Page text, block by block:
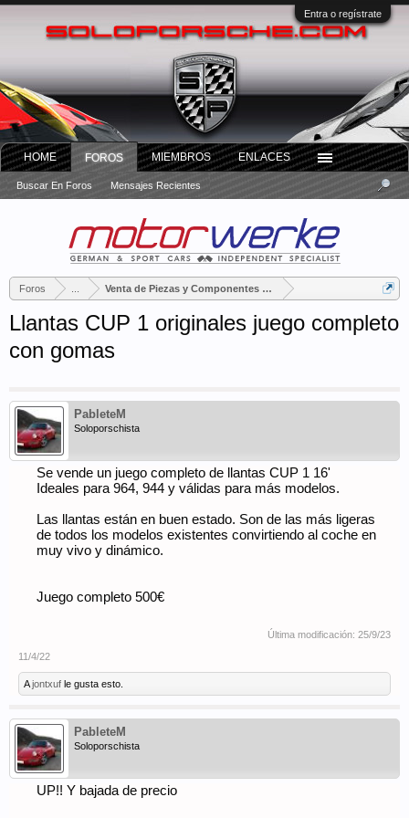
Entra o regístrate
Foros Venta de Piezas y Componentes Porsche
Llantas CUP 1 originales juego completo
con gomas
PableteM
Soloporschista
Se vende un juego completo de llantas CUP 1 16'
Ideales para 964, 944 y válidas para más modelos.
Las llantas están en buen estado. Son de las más ligeras
de todos los modelos existentes convirtiendo al coche en
muy vivo y dinámico.
Juego completo 500€
Última modificación: 25/9/23
11/4/22
Ajontxuf le gusta esto.
PableteM
Soloporschista
UP!! Y bajada de precio
HOME FOROS
Buscar En Foros Mensajes Recientes
MIEMBROS ENLACES